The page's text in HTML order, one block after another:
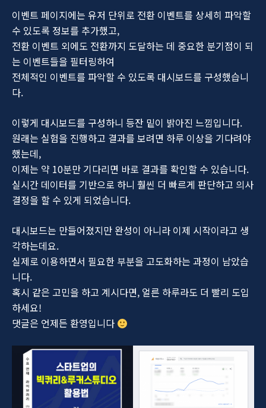
이벤트 페이지에는 유저 단위로 전환 이벤트를 상세히 파악할
수 있도록 정보를 추가했고,
전환 이벤트 외에도 전환까지 도달하는 데 중요한 분기점이 되
는 이벤트들을 필터링하여
전체적인 이벤트를 파악할 수 있도록 대시보드를 구성했습니
다.
이렇게 대시보드를 구성하니 등잔 밑이 밝아진 느낌입니다.
원래는 실험을 진행하고 결과를 보려면 하루 이상을 기다려야
했는데,
이제는 약 10분만 기다리면 바로 결과를 확인할 수 있습니다.
실시간 데이터를 기반으로 하니 훨씬 더 빠르게 판단하고 의사
결정을 할 수 있게 되었습니다.
대시보드는 만들어졌지만 완성이 아니라 이제 시작이라고 생
각하는데요.
실제로 이용하면서 필요한 부분을 고도화하는 과정이 남았습
니다.
혹시 같은 고민을 하고 계시다면, 얼른 하루라도 더 빨리 도입
하세요!
댓글은 언제든 환영입니다